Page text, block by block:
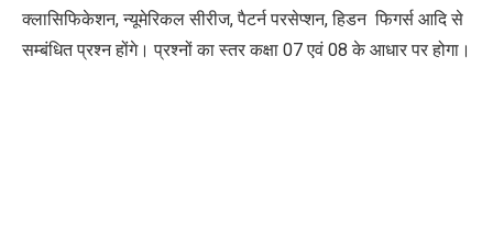
क्लासिफिकेशन,न्यूमेरिकल सीरीज,पैटर्न परसेप्शन,हिडन फिगर्स आदि से
सम्बंधित प्रश्न होंगे। प्रश्नों का स्तर कक्षा 07 एवं 08 के आधार पर होगा।